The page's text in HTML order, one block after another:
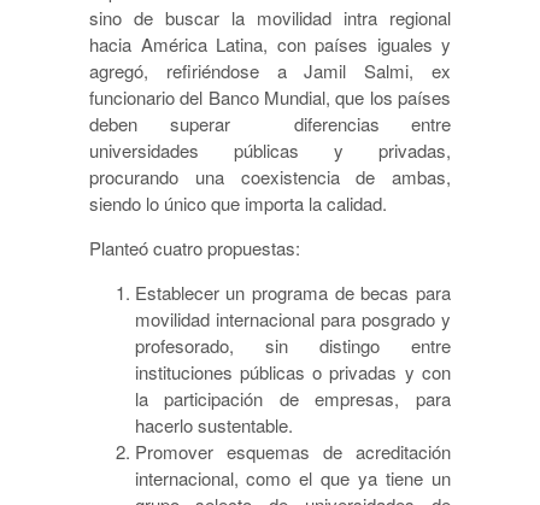
sino de buscar la movilidad intra regional
hacia América Latina, con países iguales y
agregó, refiriéndose a Jamil Salmi, ex
funcionario del Banco Mundial, que los países
deben superar diferencias entre
universidades públicas y privadas,
procurando una coexistencia de ambas,
siendo lo único que importa la calidad.
Planteó cuatro propuestas:
Establecer un programa de becas para
movilidad internacional para posgrado y
profesorado, sin distingo entre
instituciones públicas o privadas y con
la participación de empresas, para
hacerlo sustentable.
Promover esquemas de acreditación
internacional, como el que ya tiene un